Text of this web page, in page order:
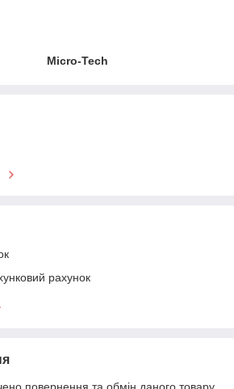
Micro-Tech
рахунок
повернення та обмін даного товару